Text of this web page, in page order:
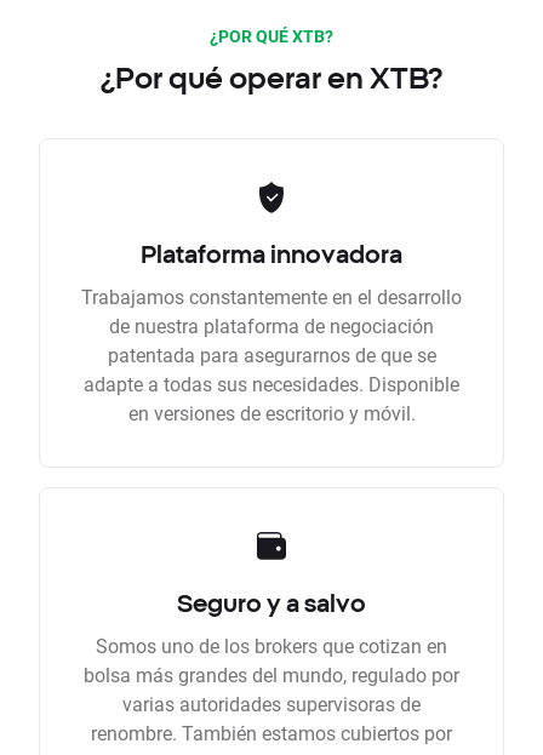
¿POR QUÉ XTB?
¿Por qué operar en XTB?
Plataforma innovadora
Trabajamos constantemente en el desarrollo
de nuestra plataforma de negociación
patentada para asegurarnos de que se
adapte a todas sus necesidades. Disponible
en versiones de escritorio y móvil.
Seguro y a salvo
Somos uno de los brokers que cotizan en
bolsa más grandes del mundo, regulado por
varias autoridades supervisoras de
renombre. También estamos cubiertos por